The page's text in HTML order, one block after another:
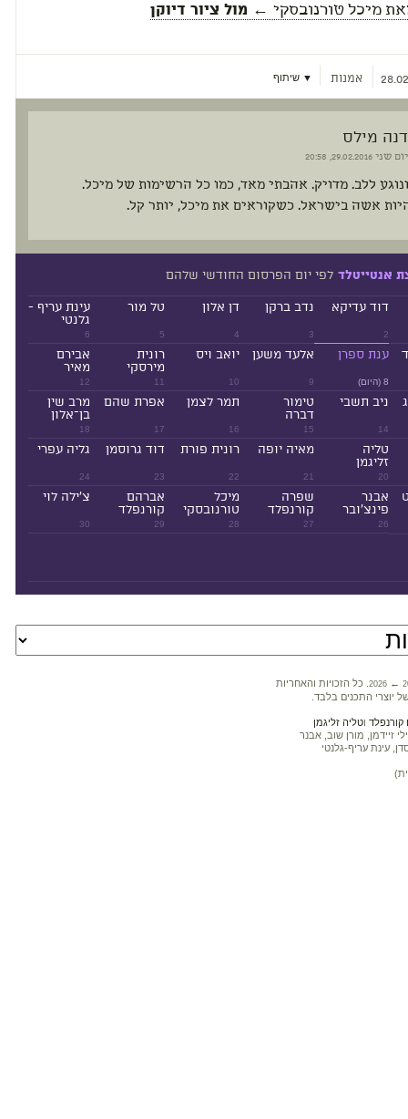
מיכל טורנובסקי ← מול ציור דיוקן
אמנות ▼ שיתוף
דנה מילס
יום שני
ללב. מדויק. אהבתי מאד, כמו כל הרשימות של מיכל.
אשה בישראל. כשקוראים את מיכל, יותר קל.
אנטייטלד לפי יום הפרסום החודשי שלהם
2
דוד עדיקא
3
נדב ברקן
4
דן אלון
5
טל מור
6
עינת עריף -
גלנטי
8 (היום)
ענת ספרן
9
אלעד משען
10
יואב ויס
11
רונית
מירסקי
12
אבירם
מאיר
14
ניב תשבי
15
טימור
דברה
16
תמר לצמן
17
אפרת שהם
18
מרב שין
בן־אלון
20
טליה
זליגמן
21
מאיה יופה
22
רונית פורת
23
דוד גרוסמן
24
גליה עפרי
26
אבנר
פינצ'ובר
27
שפרה
קורנפלד
28
מיכל
טורנובסקי
29
אברהם
קורנפלד
30
צ'ילה לוי
2026 ←
. כל הזכויות והאחריות
יוצרי התכנים בלבד.
וטליה זליגמן
זיידמן, מורן שוב, אבנר
עינת עריף-גלנטי